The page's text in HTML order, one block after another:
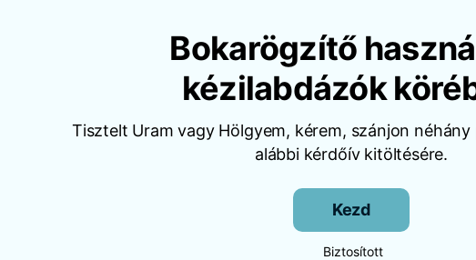
Bokarögzítő
kézilabdázók
Tisztelt Uram vagy Hölgyem, kérem, szánjon
alábbi kérdőív kitöltésére.
Kezd
Biztosított